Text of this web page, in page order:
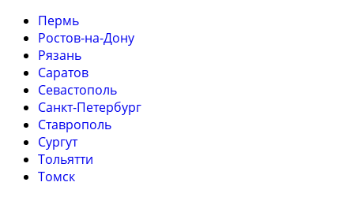
Пермь
Ростов-на-Дону
Рязань
Саратов
Севастополь
Санкт-Петербург
Ставрополь
Сургут
Тольятти
Томск